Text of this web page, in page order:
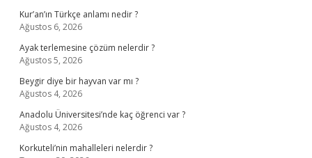
Kur’an’ın Türkçe anlamı nedir ?
Ağustos 6, 2026
Ayak terlemesine çözüm nelerdir ?
Ağustos 5, 2026
Beygir diye bir hayvan var mı ?
Ağustos 4, 2026
Anadolu Üniversitesi’nde kaç öğrenci var ?
Ağustos 4, 2026
Korkuteli’nin mahalleleri nelerdir ?